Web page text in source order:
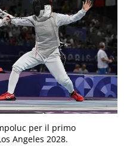
per il primo
Angeles 2028.